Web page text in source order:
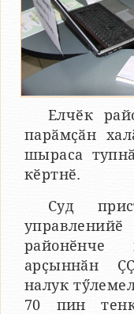
Елчӗк
парӑмҫӑн
шыраса
кӗртнӗ.
Суд
районӗнче
арҫыннӑн
налук
70 пин